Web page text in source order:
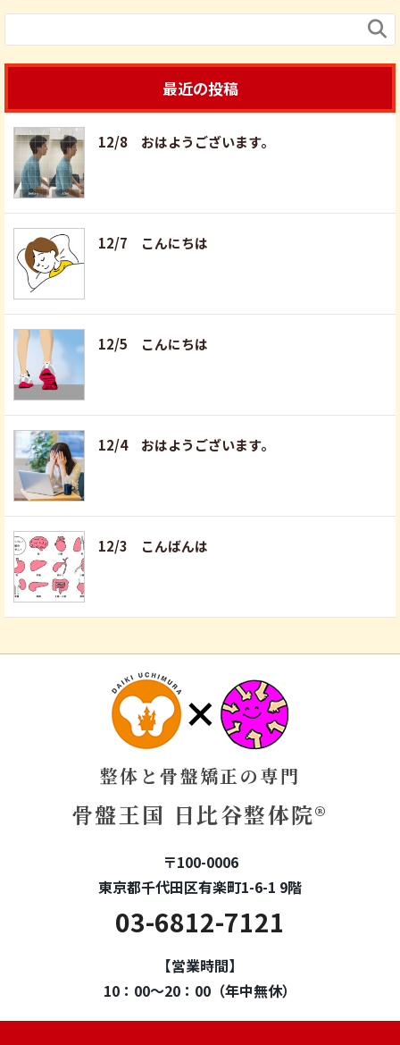

最近の投稿
12/8 おはようございます。
12/7 こんにちは
12/5 こんにちは
12/4 おはようございます。
12/3 こんばんは
整体と骨盤矯正の専門
骨盤王国 日比谷整体院®
〒100-0006
東京都千代田区有楽町1-6-1 9階
03-6812-7121
【営業時間】
10：00～20：00（年中無休）